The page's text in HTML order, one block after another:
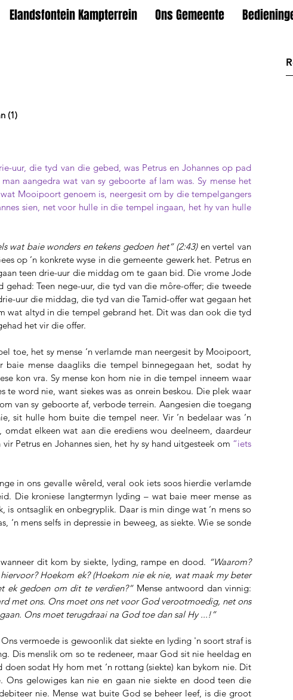
Elandsfontein Kampterrein Ons Gemeente
(1)
uur, die tyd van die gebed, was Petrus en Johannes op pad
aangedra wat van sy geboorte af lam was. Sy mense het
Mooipoort genoem is, neergesit om by die tempelgangers
sien, net voor hulle in die tempel ingaan, het hy van hulle
wat baie wonders en tekens gedoen het” (2:43) en vertel van
op ’n konkrete wyse in die gemeente gewerk het. Petrus en
teen drie-uur die middag om te gaan bid. Die vrome Jode
gehad: Teen nege-uur, die tyd van die môre-offer; die tweede
uur die middag, die tyd van die Tamid-offer wat gegaan het
wat altyd in die tempel gebrand het. Dit was dan ook die tyd
het vir die offer.
toe, het sy mense ‘n verlamde man neergesit by Mooipoort,
baie mense daagliks die tempel binnegegaan het, sodat hy
kon vra. Sy mense kon hom nie in die tempel inneem waar
te word nie, want siekes was as onrein beskou. Die plek waar
van sy geboorte af, verbode terrein. Aangesien die toegang
sit hulle hom buite die tempel neer. Vir ’n bedelaar was ’n
elkeen wat aan die erediens wou deelneem, daardeur
Petrus en Johannes sien, het hy sy hand uitgesteek om “iets
in ons gevalle wêreld, veral ook iets soos hierdie verlamde
Die kroniese langtermyn lyding – wat baie meer mense as
is ontsaglik en onbegryplik. Daar is min dinge wat ‘n mens so
‘n mens selfs in depressie in beweeg, as siekte. Wie se sonde
dit kom by siekte, lyding, rampe en dood. “Waarom?
Hoekom ek? (Hoekom nie ek nie, wat maak my beter
ek gedoen om dit te verdien?”
met ons. Ons moet ons net voor God verootmoedig, net ons
Ons moet terugdraai na God toe dan sal Hy ...!”
vermoede is gewoonlik dat siekte en lyding 'n soort straf is
Dis menslik om so te redeneer, maar God sit nie heeldag en
doen sodat Hy hom met ‘n rottang (siekte) kan bykom nie. Dit
Ons gelowiges kan nie en gaan nie siekte en dood teen die
nie. Mense wat buite God se beheer leef, is die groot